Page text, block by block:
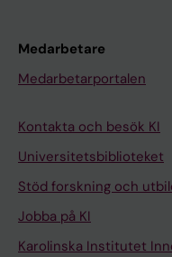
Medarbetare
Medarbetarportalen
Kontakta och besök KI
Universitetsbiblioteket
Stöd forskning och
Jobba på KI
Karolinska Institutet